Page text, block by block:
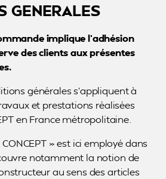
GENERALES
implique l’adhésion
des clients aux présentes
générales s’appliquent à
et prestations réalisées
en France métropolitaine.
» est ici employé dans
notamment la notion de
au sens des articles